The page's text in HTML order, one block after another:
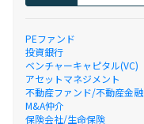
PEファンド
投資銀行
ベンチャーキャピタル(VC)
アセットマネジメント
不動産ファンド/不動産金融
M&A仲介
保険会社/生命保険